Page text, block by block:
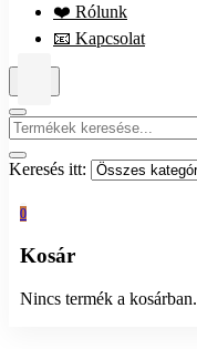
❤️ Rólunk
📧 Kapcsolat
Keresés itt:
0
Kosár
Nincs termék a kosárban.